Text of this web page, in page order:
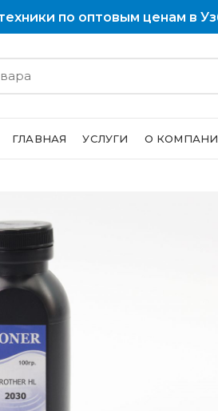
по оптовым ценам в
ГЛАВНАЯ УСЛУГИ О